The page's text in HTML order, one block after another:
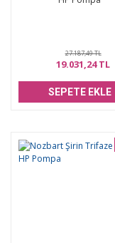
27.187,49 TL
19.031,24 TL
SEPETE EKLE